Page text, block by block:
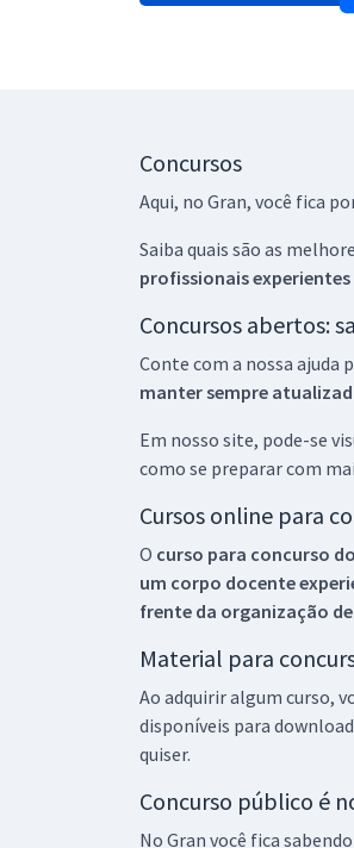
Concursos
Aqui, no Gran, você fica
Saiba quais são as
profissionais
Concursos abertos:
Conte com a nossa ajuda
manter sempre
Em nosso site, pode-se
como se preparar com
Cursos online para
O curso para concurso
um corpo docente
frente da organização
Material para
Ao adquirir algum curso,
disponíveis para
quiser.
Concurso público é
No Gran você fica